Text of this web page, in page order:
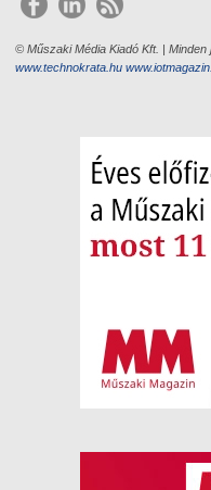
© Műszaki Média Kiadó Kft. |
www.technokrata.hu